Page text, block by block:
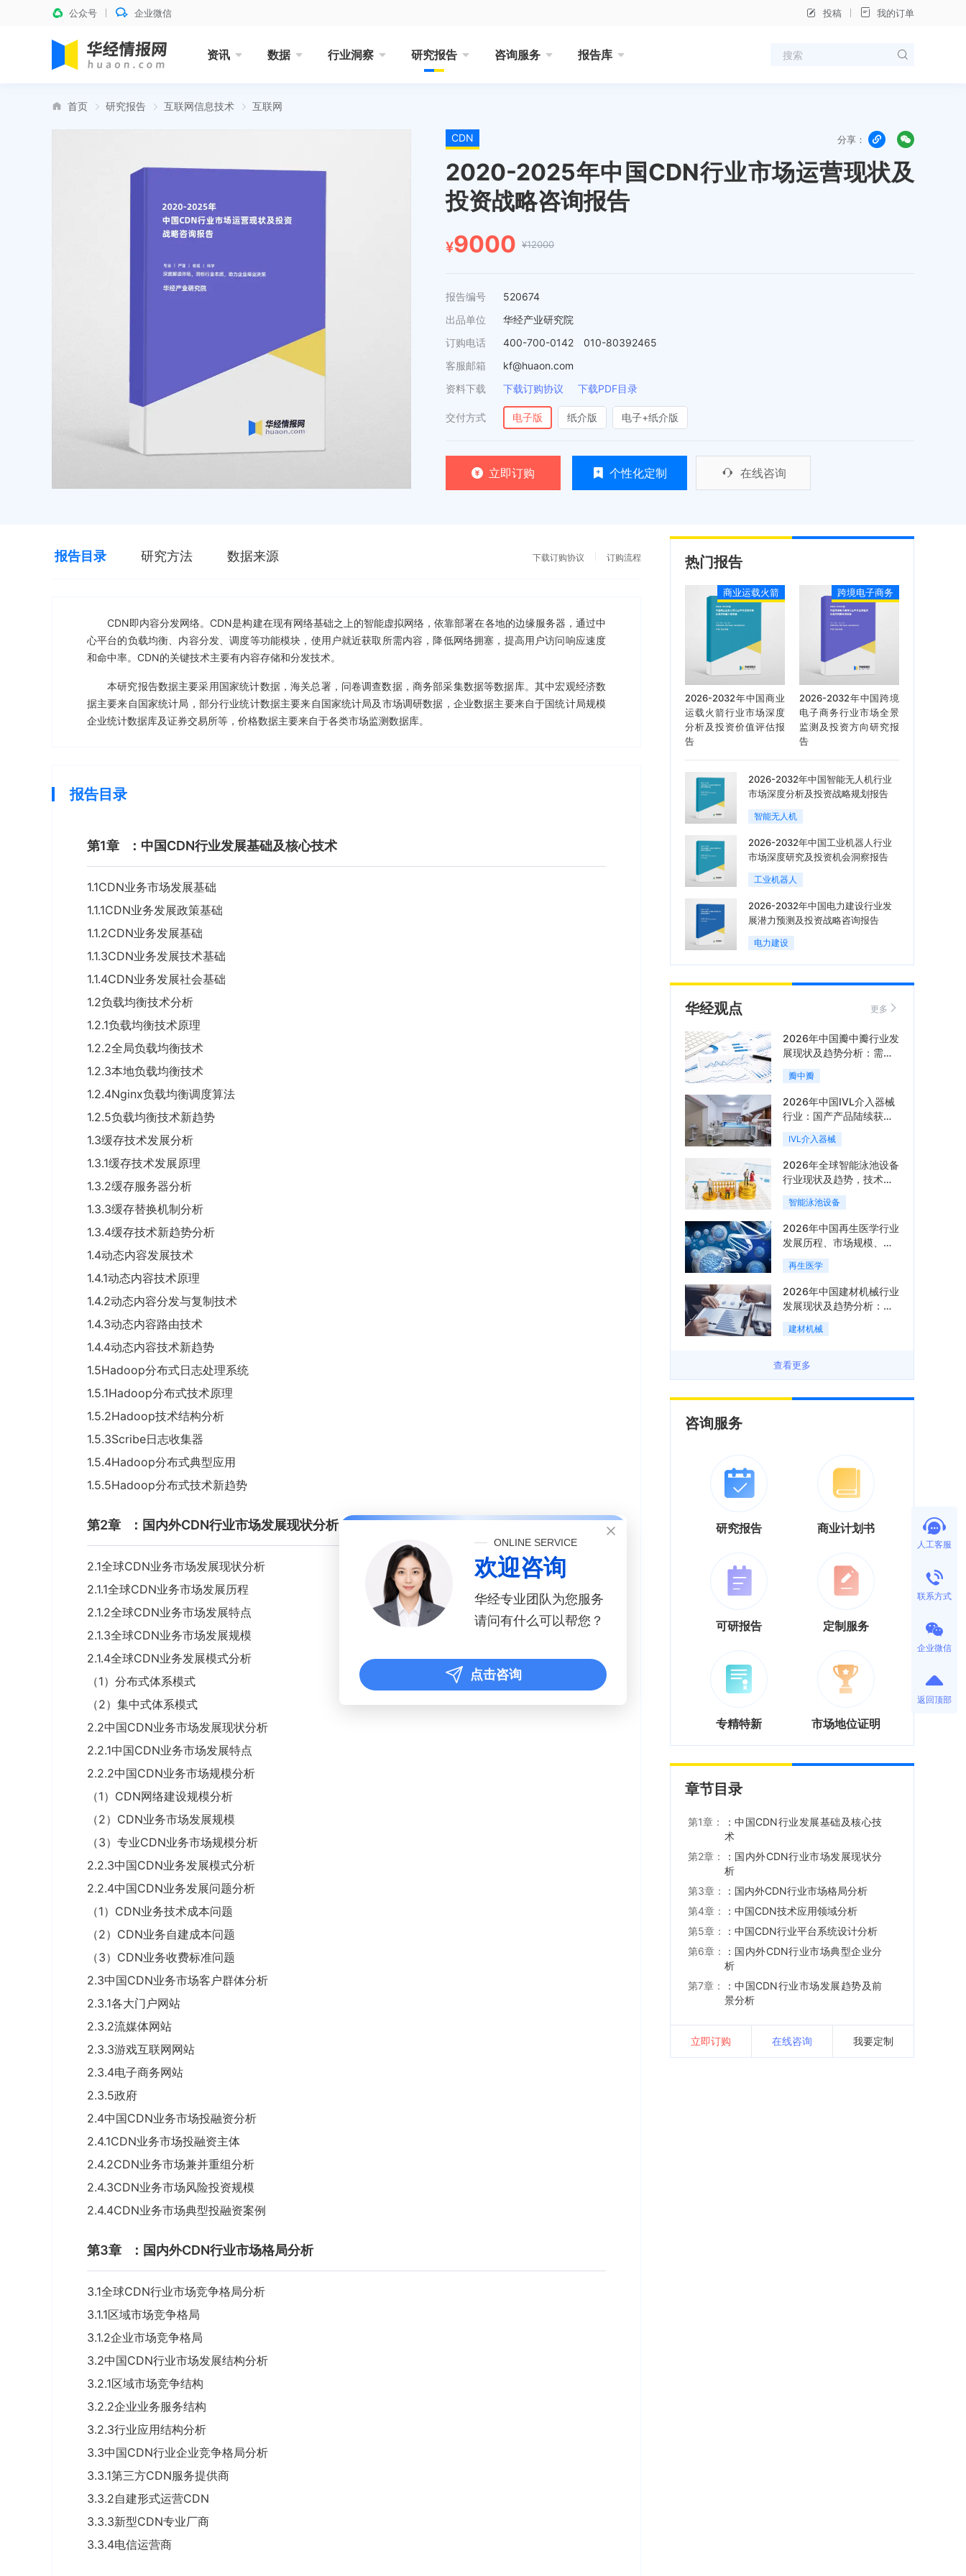
公众号 企业微信 投稿 我的订单
资讯 数据 行业洞察 研究报告 咨询服务 报告库
首页 研究报告 互联网信息技术 互联网
CDN 分享：
2020-2025年中国CDN行业市场运营现状及
投资战略咨询报告
¥9000 ¥12000
报告编号
520674
出品单位
华经产业研究院
订购电话
400-700-0142 010-80392465
客服邮箱
kf@huaon.com
资料下载
下载订购协议 下载PDF目录
交付方式 电子版 纸介版 电子+纸介版
立即订购 个性化定制 在线咨询
报告目录 研究方法 数据来源 下载订购协议 订购流程
CDN即内容分发网络。CDN是构建在现有网络基础之上的智能虚拟网络，依靠部署在各地的边缘服务器，通过中
心平台的负载均衡、内容分发、调度等功能模块，使用户就近获取所需内容，降低网络拥塞，提高用户访问响应速度
和命中率。CDN的关键技术主要有内容存储和分发技术。
本研究报告数据主要采用国家统计数据，海关总署，问卷调查数据，商务部采集数据等数据库。其中宏观经济数
据主要来自国家统计局，部分行业统计数据主要来自国家统计局及市场调研数据，企业数据主要来自于国统计局规模
企业统计数据库及证券交易所等，价格数据主要来自于各类市场监测数据库。
报告目录
第1章 ：中国CDN行业发展基础及核心技术
1.1CDN业务市场发展基础
1.1.1CDN业务发展政策基础
1.1.2CDN业务发展基础
1.1.3CDN业务发展技术基础
1.1.4CDN业务发展社会基础
1.2负载均衡技术分析
1.2.1负载均衡技术原理
1.2.2全局负载均衡技术
1.2.3本地负载均衡技术
1.2.4Nginx负载均衡调度算法
1.2.5负载均衡技术新趋势
1.3缓存技术发展分析
1.3.1缓存技术发展原理
1.3.2缓存服务器分析
1.3.3缓存替换机制分析
1.3.4缓存技术新趋势分析
1.4动态内容发展技术
1.4.1动态内容技术原理
1.4.2动态内容分发与复制技术
1.4.3动态内容路由技术
1.4.4动态内容技术新趋势
1.5Hadoop分布式日志处理系统
1.5.1Hadoop分布式技术原理
1.5.2Hadoop技术结构分析
1.5.3Scribe日志收集器
1.5.4Hadoop分布式典型应用
1.5.5Hadoop分布式技术新趋势
第2章 ：国内外CDN行业市场发展现状分析
2.1全球CDN业务市场发展现状分析
2.1.1全球CDN业务市场发展历程
2.1.2全球CDN业务市场发展特点
2.1.3全球CDN业务市场发展规模
2.1.4全球CDN业务发展模式分析
（1）分布式体系模式
（2）集中式体系模式
2.2中国CDN业务市场发展现状分析
2.2.1中国CDN业务市场发展特点
2.2.2中国CDN业务市场规模分析
（1）CDN网络建设规模分析
（2）CDN业务市场发展规模
（3）专业CDN业务市场规模分析
2.2.3中国CDN业务发展模式分析
2.2.4中国CDN业务发展问题分析
（1）CDN业务技术成本问题
（2）CDN业务自建成本问题
（3）CDN业务收费标准问题
2.3中国CDN业务市场客户群体分析
2.3.1各大门户网站
2.3.2流媒体网站
2.3.3游戏互联网网站
2.3.4电子商务网站
2.3.5政府
2.4中国CDN业务市场投融资分析
2.4.1CDN业务市场投融资主体
2.4.2CDN业务市场兼并重组分析
2.4.3CDN业务市场风险投资规模
2.4.4CDN业务市场典型投融资案例
第3章 ：国内外CDN行业市场格局分析
3.1全球CDN行业市场竞争格局分析
3.1.1区域市场竞争格局
3.1.2企业市场竞争格局
3.2中国CDN行业市场发展结构分析
3.2.1区域市场竞争结构
3.2.2企业业务服务结构
3.2.3行业应用结构分析
3.3中国CDN行业企业竞争格局分析
3.3.1第三方CDN服务提供商
3.3.2自建形式运营CDN
3.3.3新型CDN专业厂商
3.3.4电信运营商
热门报告
商业运载火箭
2026-2032年中国商业
运载火箭行业市场深度
分析及投资价值评估报
告
跨境电子商务
2026-2032年中国跨境
电子商务行业市场全景
监测及投资方向研究报
告
2026-2032年中国智能无人机行业
市场深度分析及投资战略规划报告
智能无人机
2026-2032年中国工业机器人行业
市场深度研究及投资机会洞察报告
工业机器人
2026-2032年中国电力建设行业发
展潜力预测及投资战略咨询报告
电力建设
华经观点 更多
2026年中国瓣中瓣行业发
展现状及趋势分析：需求
可持续释放，市场发展前
景良好「图」
瓣中瓣
2026年中国IVL介入器械
行业：国产产品陆续获
批，市场将进入持续高增
长阶段「图」
IVL介入器械
2026年全球智能泳池设备
行业现状及趋势，技术端
朝着系统集成、绿色节能
方向迭代「图」
智能泳池设备
2026年中国再生医学行业
发展历程、市场规模、相
关政策、产业链、竞争格
局及发展潜力分析「图」
再生医学
2026年中国建材机械行业
发展现状及趋势分析：企
业加速向“装备+系统+服
务”综合服务商转型「图」
建材机械
查看更多
咨询服务
研究报告 商业计划书
可研报告 定制服务
专精特新 市场地位证明
章节目录
第1章：
：中国CDN行业发展基础及核心技
术
第2章：
：国内外CDN行业市场发展现状分
析
第3章：
：国内外CDN行业市场格局分析
第4章：
：中国CDN技术应用领域分析
第5章：
：中国CDN行业平台系统设计分析
第6章：
：国内外CDN行业市场典型企业分
析
第7章：
：中国CDN行业市场发展趋势及前
景分析
立即订购 在线咨询 我要定制
人工客服
联系方式
企业微信
返回顶部
ONLINE SERVICE
欢迎咨询
华经专业团队为您服务
请问有什么可以帮您？
点击咨询